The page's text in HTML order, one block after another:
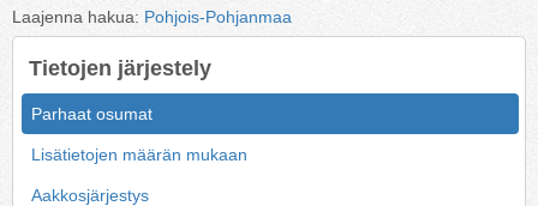
Laajenna hakua: Pohjois-Pohjanmaa
Tietojen järjestely
Parhaat osumat
Lisätietojen määrän mukaan
Aakkosjärjestys